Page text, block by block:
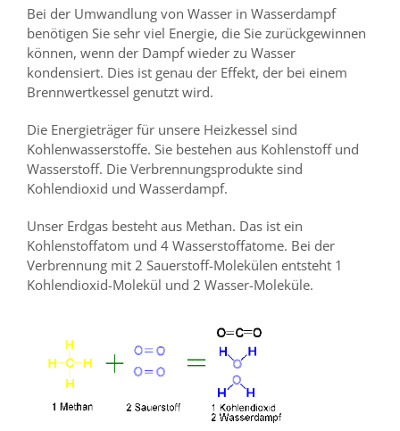
Bei der Umwandlung von Wasser in Wasserdampf
benötigen Sie sehr viel Energie, die Sie zurückgewinnen
können, wenn der Dampf wieder zu Wasser
kondensiert. Dies ist genau der Effekt, der bei einem
Brennwertkessel genutzt wird.
Die Energieträger für unsere Heizkessel sind
Kohlenwasserstoffe. Sie bestehen aus Kohlenstoff und
Wasserstoff. Die Verbrennungsprodukte sind
Kohlendioxid und Wasserdampf.
Unser Erdgas besteht aus Methan. Das ist ein
Kohlenstoffatom und 4 Wasserstoffatome. Bei der
Verbrennung mit 2 Sauerstoff-Molekülen entsteht 1
Kohlendioxid-Molekül und 2 Wasser-Moleküle.